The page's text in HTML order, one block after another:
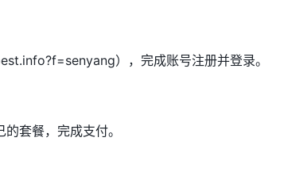
），完成账号注册并登录。
套餐，完成支付。